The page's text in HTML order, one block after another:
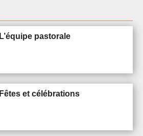
L’équipe pastorale
Fêtes et célébrations